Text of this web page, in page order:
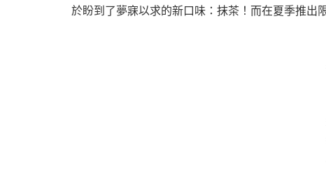
於盼到了夢寐以求的新口味：抹茶！而在夏季推出